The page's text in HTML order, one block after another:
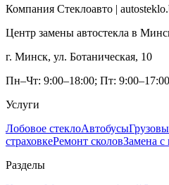
Компания Стеклоавто |
Центр замены автостекла в
г. Минск, ул. Ботаническая, 10
Пн–Чт: 9:00–18:00; Пт:
Услуги
Лобовое стеклоАвтобусы
страховкеРемонт сколовЗамена с
Разделы